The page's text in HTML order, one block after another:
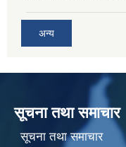
अन्य
सूचना तथा समाचार
सूचना तथा समाचार